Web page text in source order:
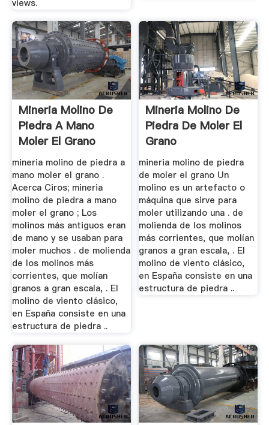
views.
Mineria Molino De
Piedra A Mano
Moler El Grano
mineria molino de piedra a
mano moler el grano .
Acerca Ciros; mineria
molino de piedra a mano
moler el grano ; Los
molinos más antiguos eran
de mano y se usaban para
moler muchos . de molienda
de los molinos más
corrientes, que molían
granos a gran escala, . El
molino de viento clásico,
en España consiste en una
estructura de piedra ..
Mineria Molino De
Piedra De Moler El
Grano
mineria molino de piedra
de moler el grano Un
molino es un artefacto o
máquina que sirve para
moler utilizando una . de
molienda de los molinos
más corrientes, que molían
granos a gran escala, . El
molino de viento clásico,
en España consiste en una
estructura de piedra ..